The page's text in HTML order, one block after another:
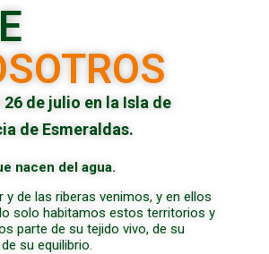
de julio en la Isla de
de Esmeraldas.
nacen del agua.
y de las riberas venimos, y en ellos
solo habitamos estos territorios y
parte de su tejido vivo, de su
su equilibrio.